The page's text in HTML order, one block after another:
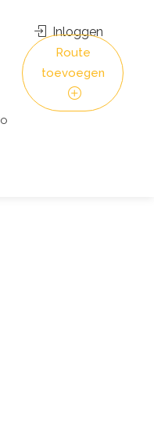
Inloggen
Route
toevoegen